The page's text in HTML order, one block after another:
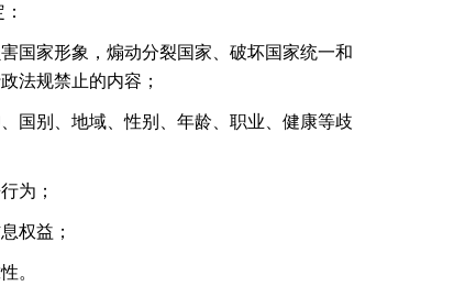
国家形象，煽动分裂国家、破坏国家统一和
法规禁止的内容；
国别、地域、性别、年龄、职业、健康等歧
为；
权益；
。